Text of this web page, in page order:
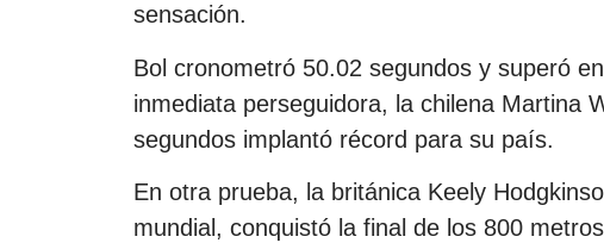
sensación.
Bol cronometró 50.02 segundos y superó
inmediata perseguidora, la chilena Martina
segundos implantó récord para su país.
En otra prueba, la británica Keely
mundial, conquistó la final de los 800